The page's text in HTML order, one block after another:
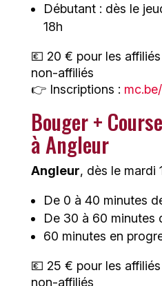
Débutant : dès le
18h
💶 20 € pour les
non-affiliés
👉 Inscriptions :
Bouger +
à Angleur
Angleur, dès le mardi
De 0 à 40 minutes
De 30 à 60 minutes
60 minutes en
💶 25 € pour les
non-affiliés